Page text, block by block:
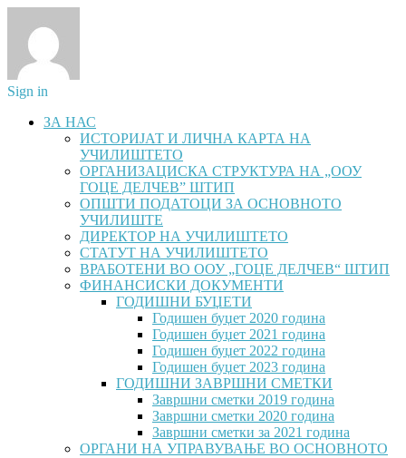
Sign in
ЗА НАС
ИСТОРИЈАТ И ЛИЧНА КАРТА НА
УЧИЛИШТЕТО
ОРГАНИЗАЦИСКА СТРУКТУРА НА „ООУ
ГОЦЕ ДЕЛЧЕВ” ШТИП
ОПШТИ ПОДАТОЦИ ЗА ОСНОВНОТО
УЧИЛИШТЕ
ДИРЕКТОР НА УЧИЛИШТЕТО
СТАТУТ НА УЧИЛИШТЕТО
ВРАБОТЕНИ ВО ООУ „ГОЦЕ ДЕЛЧЕВ“ ШТИП
ФИНАНСИСКИ ДОКУМЕНТИ
ГОДИШНИ БУЏЕТИ
Годишен буџет 2020 година
Годишен буџет 2021 година
Годишен буџет 2022 година
Годишен буџет 2023 година
ГОДИШНИ ЗАВРШНИ СМЕТКИ
Завршни сметки 2019 година
Завршни сметки 2020 година
Завршни сметки за 2021 година
ОРГАНИ НА УПРАВУВАЊЕ ВО ОСНОВНОТО